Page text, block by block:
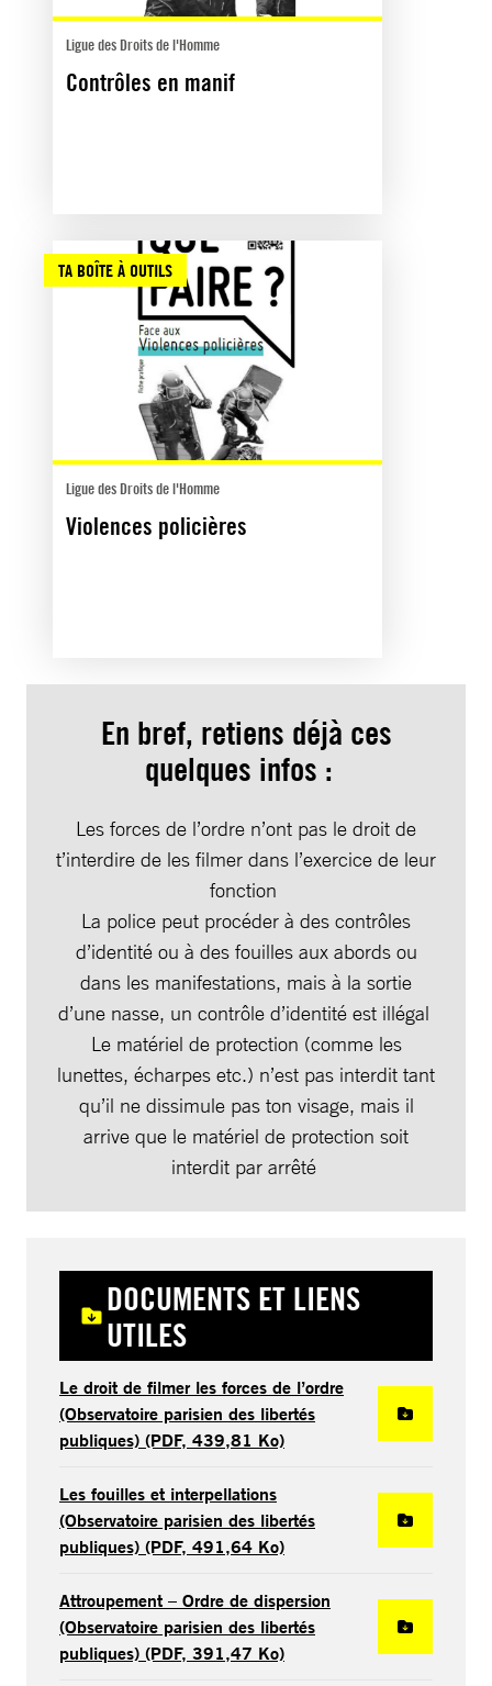
Ligue des Droits de l'Homme
Contrôles en manif
TA BOÎTE À OUTILS
Ligue des Droits de l'Homme
Violences policières
En bref, retiens déjà ces
quelques infos :
Les forces de l’ordre n’ont pas le droit de
t’interdire de les filmer dans l’exercice de leur
fonction
La police peut procéder à des contrôles
d’identité ou à des fouilles aux abords ou
dans les manifestations, mais à la sortie
d’une nasse, un contrôle d’identité est illégal
Le matériel de protection (comme les
lunettes, écharpes etc.) n’est pas interdit tant
qu’il ne dissimule pas ton visage, mais il
arrive que le matériel de protection soit
interdit par arrêté
DOCUMENTS ET LIENS
UTILES
Le droit de filmer les forces de l’ordre
(Observatoire parisien des libertés
publiques) (PDF, 439,81 Ko)
Les fouilles et interpellations
(Observatoire parisien des libertés
publiques) (PDF, 491,64 Ko)
Attroupement – Ordre de dispersion
(Observatoire parisien des libertés
publiques) (PDF, 391,47 Ko)